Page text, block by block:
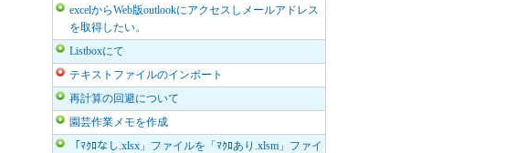
excelからWeb版outlookにアクセスしメールアドレス
を取得したい。
Listboxにて
テキストファイルのインポート
再計算の回避について
園芸作業メモを作成
「ﾏｸﾛなし.xlsx」ファイルを「ﾏｸﾛあり.xlsm」ファイ